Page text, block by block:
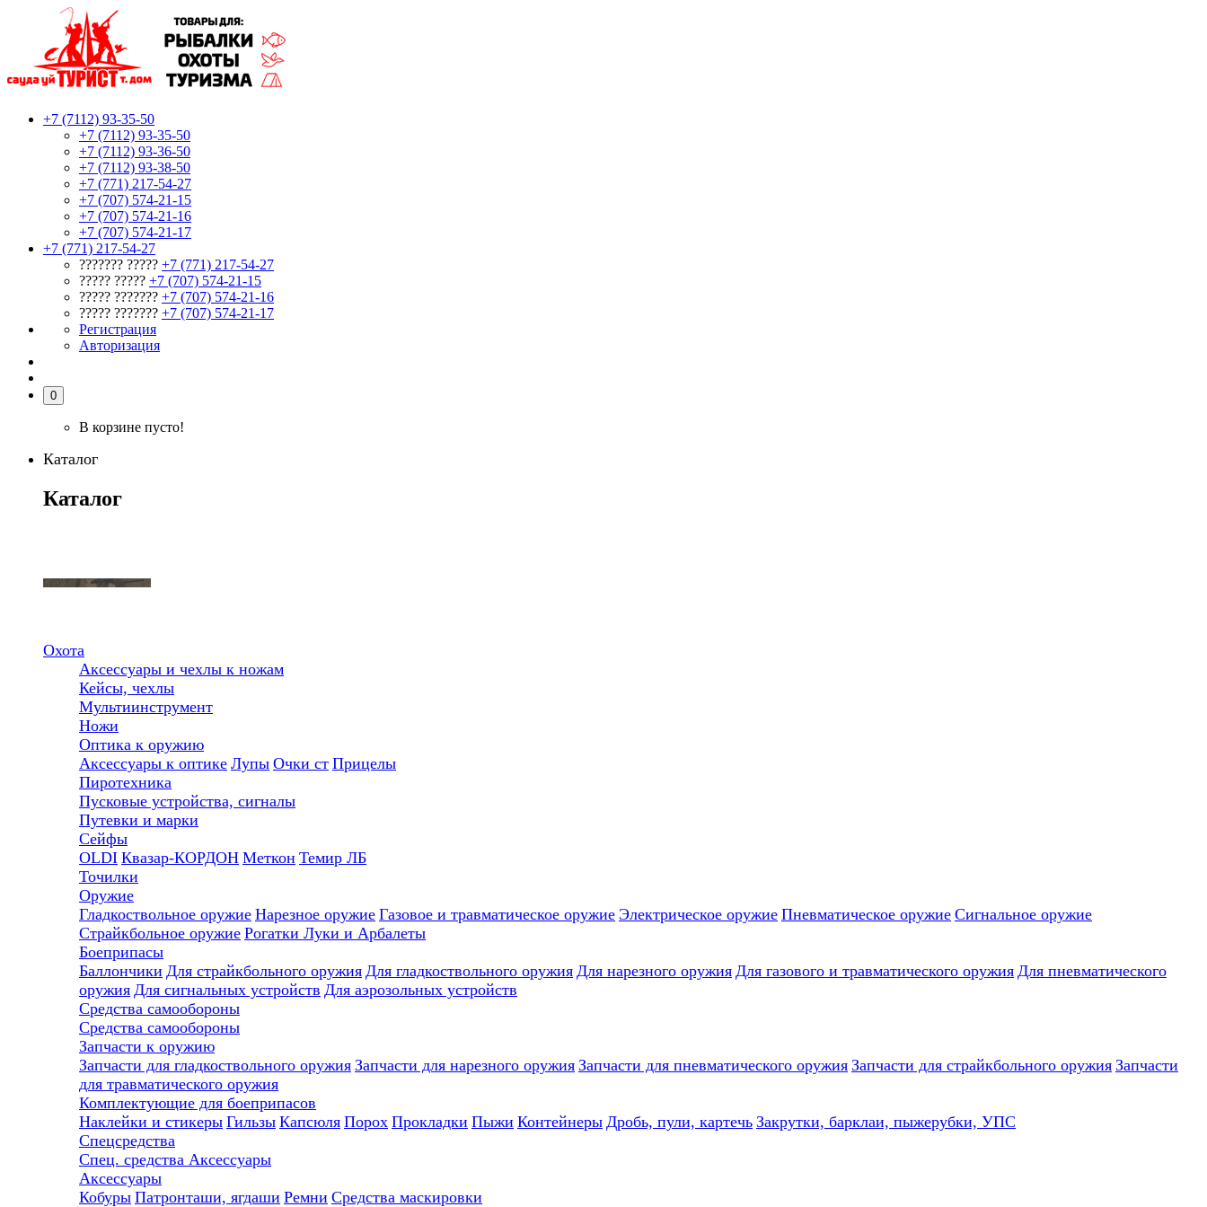
+7 (7112) 93-35-50
+7 (7112) 93-35-50
+7 (7112) 93-36-50
+7 (7112) 93-38-50
+7 (771) 217-54-27
+7 (707) 574-21-15
+7 (707) 574-21-16
+7 (707) 574-21-17
+7 (771) 217-54-27
??????? ????? +7 (771) 217-54-27
????? ????? +7 (707) 574-21-15
????? ??????? +7 (707) 574-21-16
????? ??????? +7 (707) 574-21-17
Регистрация
Авторизация
0
В корзине пусто!
Каталог
Каталог
Охота
Аксессуары и чехлы к ножам
Кейсы, чехлы
Мультиинструмент
Ножи
Оптика к оружию
Аксессуары к оптике Лупы Очки ст Прицелы
Пиротехника
Пусковые устройства, сигналы
Путевки и марки
Сейфы
OLDI Квазар-КОРДОН Меткон Темир ЛБ
Точилки
Оружие
Гладкоствольное оружие Нарезное оружие Газовое и травматическое оружие Электрическое оружие Пневматическое оружие Сигнальное оружие
Страйкбольное оружие Рогатки Луки и Арбалеты
Боеприпасы
Баллончики Для страйкбольного оружия Для гладкоствольного оружия Для нарезного оружия Для газового и травматического оружия Для пневматического
оружия Для сигнальных устройств Для аэрозольных устройств
Средства самообороны
Средства самообороны
Запчасти к оружию
Запчасти для гладкоствольного оружия Запчасти для нарезного оружия Запчасти для пневматического оружия Запчасти для страйкбольного оружия Запчасти
для травматического оружия
Комплектующие для боеприпасов
Наклейки и стикеры Гильзы Капсюля Порох Прокладки Пыжи Контейнеры Дробь, пули, картечь Закрутки, барклаи, пыжерубки, УПС
Спецсредства
Спец. средства Аксессуары
Аксессуары
Кобуры Патронташи, ягдаши Ремни Средства маскировки